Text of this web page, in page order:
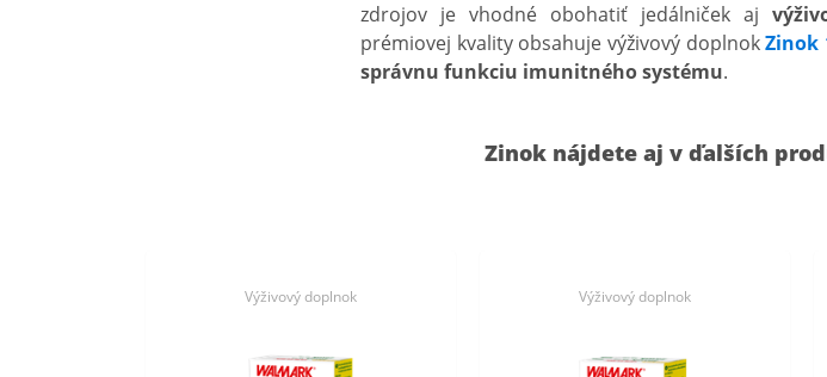
zdrojov je vhodné obohatiť jedálniček aj
prémiovej kvality obsahuje výživový doplnokZinok
správnu funkciu imunitného systému.
Zinok nájdete aj v ďalších
Výživový doplnok Výživový doplnok